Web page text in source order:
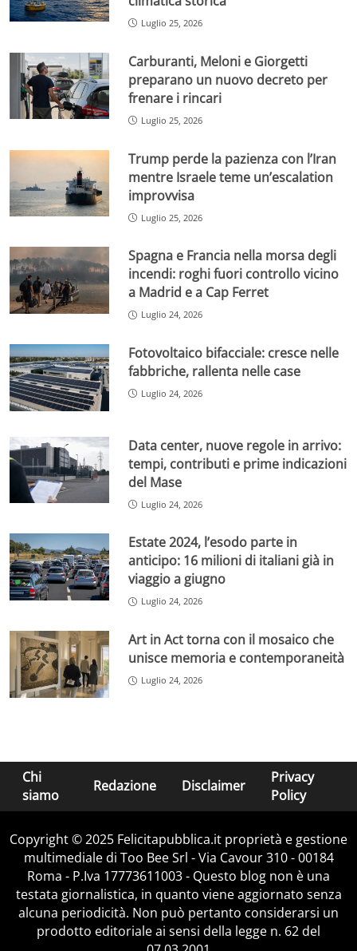
Luglio 25, 2026
Carburanti, Meloni e Giorgetti
preparano un nuovo decreto per
frenare i rincari
Luglio 25, 2026
Trump perde la pazienza con l’Iran
mentre Israele teme un’escalation
improvvisa
Luglio 25, 2026
Spagna e Francia nella morsa degli
incendi: roghi fuori controllo vicino
a Madrid e a Cap Ferret
Luglio 24, 2026
Fotovoltaico bifacciale: cresce nelle
fabbriche, rallenta nelle case
Luglio 24, 2026
Data center, nuove regole in arrivo:
tempi, contributi e prime indicazioni
del Mase
Luglio 24, 2026
Estate 2024, l’esodo parte in
anticipo: 16 milioni di italiani già in
viaggio a giugno
Luglio 24, 2026
Art in Act torna con il mosaico che
unisce memoria e contemporaneità
Luglio 24, 2026
Chi
siamo
Redazione Disclaimer
Privacy
Policy
Copyright © 2025 Felicitapubblica.it proprietà e gestione
multimediale di Too Bee Srl - Via Cavour 310 - 00184
Roma - P.Iva 17773611003 - Questo blog non è una
testata giornalistica, in quanto viene aggiornato senza
alcuna periodicità. Non può pertanto considerarsi un
prodotto editoriale ai sensi della legge n. 62 del